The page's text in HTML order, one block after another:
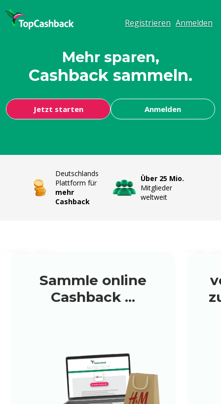
Registrieren Anmelden
Mehr sparen,
Clever einkaufen,
Cashback sammeln.
Jetzt starten Anmelden
Deutschlands
Plattform für
mehr
Cashback
Über 25 Mio.
Mitglieder
weltweit
Sammle online
Cashback ...